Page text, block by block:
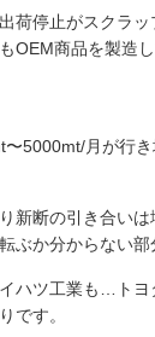
荷停止がスクラ
OEM商品を製造
5000mt/月が行
新断の引き合い
ぶか分からない部
ハツ工業も…ト
です。